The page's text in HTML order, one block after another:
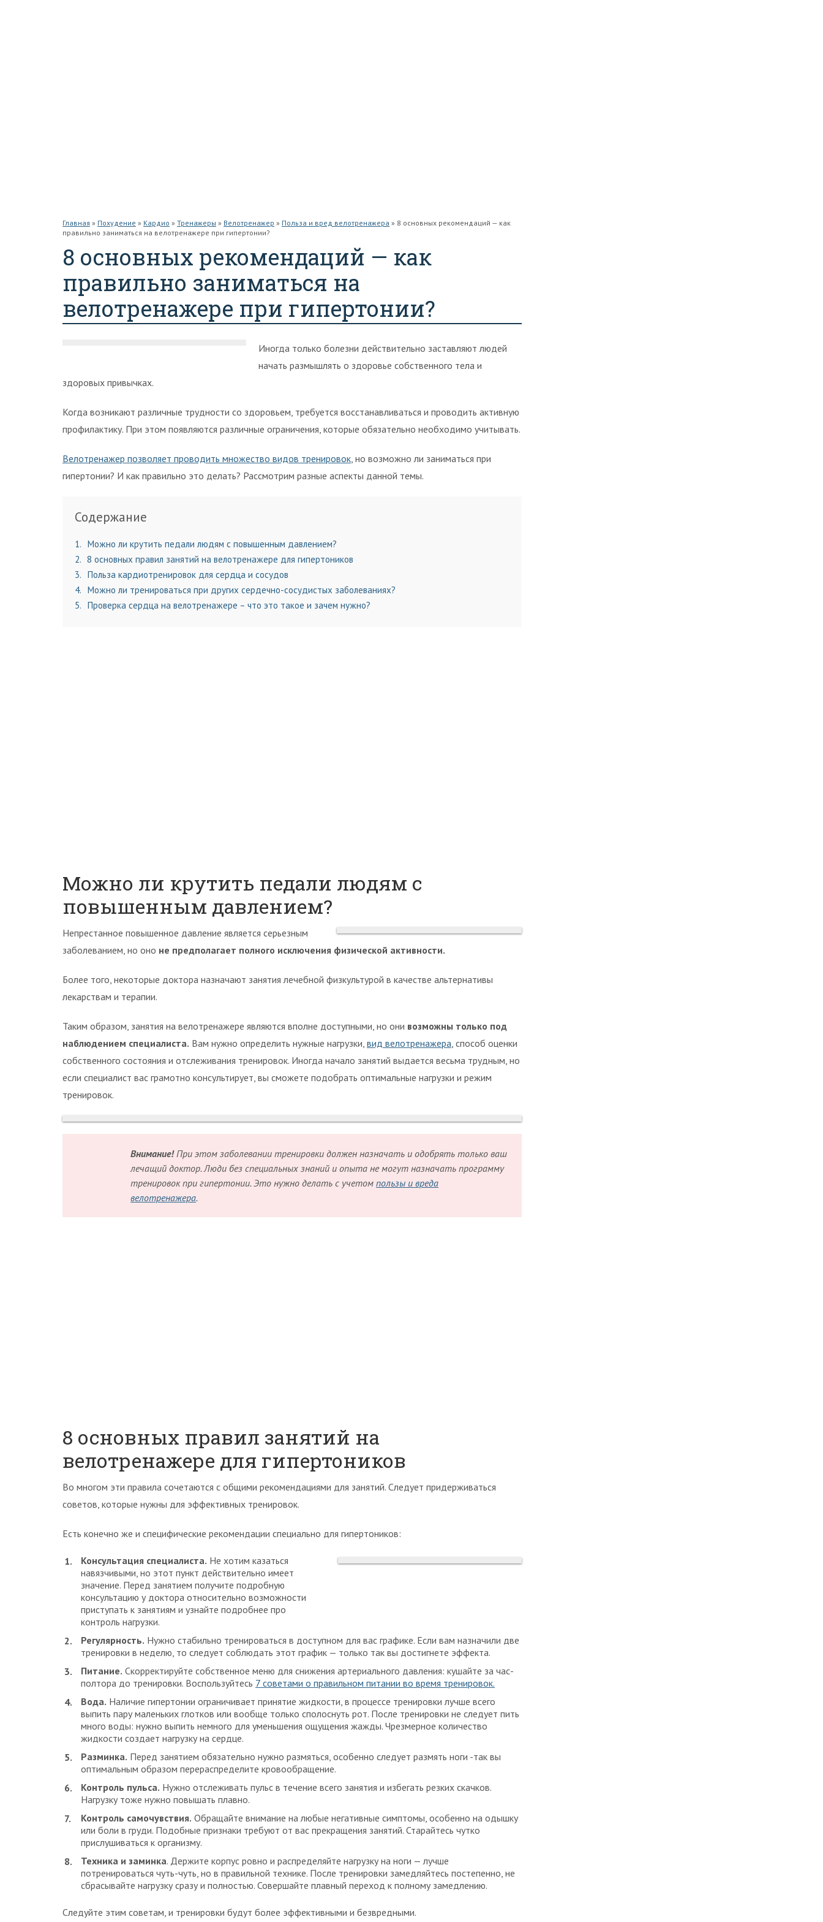
Главная » Похудение » Кардио » Тренажеры » Велотренажер » Польза и вред велотренажера » 8 основных рекомендаций — как
правильно заниматься на велотренажере при гипертонии?
8 основных рекомендаций — как
правильно заниматься на
велотренажере при гипертонии?
Иногда только болезни действительно заставляют людей
начать размышлять о здоровье собственного тела и
здоровых привычках.
Когда возникают различные трудности со здоровьем, требуется восстанавливаться и проводить активную
профилактику. При этом появляются различные ограничения, которые обязательно необходимо учитывать.
Велотренажер позволяет проводить множество видов тренировок, но возможно ли заниматься при
гипертонии? И как правильно это делать? Рассмотрим разные аспекты данной темы.
Содержание
1
Можно ли крутить педали людям с повышенным давлением?
2
8 основных правил занятий на велотренажере для гипертоников
3
Польза кардиотренировок для сердца и сосудов
4
Можно ли тренироваться при других сердечно-сосудистых заболеваниях?
5
Проверка сердца на велотренажере – что это такое и зачем нужно?
Можно ли крутить педали людям с
повышенным давлением?
Непрестанное повышенное давление является серьезным
заболеванием, но оно не предполагает полного исключения физической активности.
Более того, некоторые доктора назначают занятия лечебной физкультурой в качестве альтернативы
лекарствам и терапии.
Таким образом, занятия на велотренажере являются вполне доступными, но они возможны только под
наблюдением специалиста. Вам нужно определить нужные нагрузки, вид велотренажера, способ оценки
собственного состояния и отслеживания тренировок. Иногда начало занятий выдается весьма трудным, но
если специалист вас грамотно консультирует, вы сможете подобрать оптимальные нагрузки и режим
тренировок.
Внимание!При этом заболевании тренировки должен назначать и одобрять только ваш
лечащий доктор. Люди без специальных знаний и опыта не могут назначать программу
тренировок при гипертонии. Это нужно делать с учетомпользы и вреда
велотренажера.
8 основных правил занятий на
велотренажере для гипертоников
Во многом эти правила сочетаются с общими рекомендациями для занятий. Следует придерживаться
советов, которые нужны для эффективных тренировок.
Есть конечно же и специфические рекомендации специально для гипертоников:
Консультация специалиста. Не хотим казаться
навязчивыми, но этот пункт действительно имеет
значение. Перед занятием получите подробную
консультацию у доктора относительно возможности
приступать к занятиям и узнайте подробнее про
контроль нагрузки.
Регулярность. Нужно стабильно тренироваться в доступном для вас графике. Если вам назначили две
тренировки в неделю, то следует соблюдать этот график — только так вы достигнете эффекта.
Питание. Скорректируйте собственное меню для снижения артериального давления: кушайте за час-
полтора до тренировки. Воспользуйтесь 7 советами о правильном питании во время тренировок.
Вода. Наличие гипертонии ограничивает принятие жидкости, в процессе тренировки лучше всего
выпить пару маленьких глотков или вообще только сполоснуть рот. После тренировки не следует пить
много воды: нужно выпить немного для уменьшения ощущения жажды. Чрезмерное количество
жидкости создает нагрузку на сердце.
Разминка. Перед занятием обязательно нужно размяться, особенно следует размять ноги -так вы
оптимальным образом перераспределите кровообращение.
Контроль пульса. Нужно отслеживать пульс в течение всего занятия и избегать резких скачков.
Нагрузку тоже нужно повышать плавно.
Контроль самочувствия. Обращайте внимание на любые негативные симптомы, особенно на одышку
или боли в груди. Подобные признаки требуют от вас прекращения занятий. Старайтесь чутко
прислушиваться к организму.
Техника и заминка. Держите корпус ровно и распределяйте нагрузку на ноги — лучше
потренироваться чуть-чуть, но в правильной технике. После тренировки замедляйтесь постепенно, не
сбрасывайте нагрузку сразу и полностью. Совершайте плавный переход к полному замедлению.
Следуйте этим советам, и тренировки будут более эффективными и безвредными.